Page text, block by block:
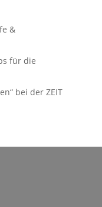
&
für die
bei der ZEIT